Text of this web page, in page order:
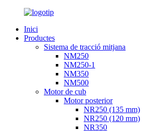
Inici
Productes
Sistema de tracció mitjana
NM250
NM250-1
NM350
NM500
Motor de cub
Motor posterior
NR250 (135 mm)
NR250 (120 mm)
NR350